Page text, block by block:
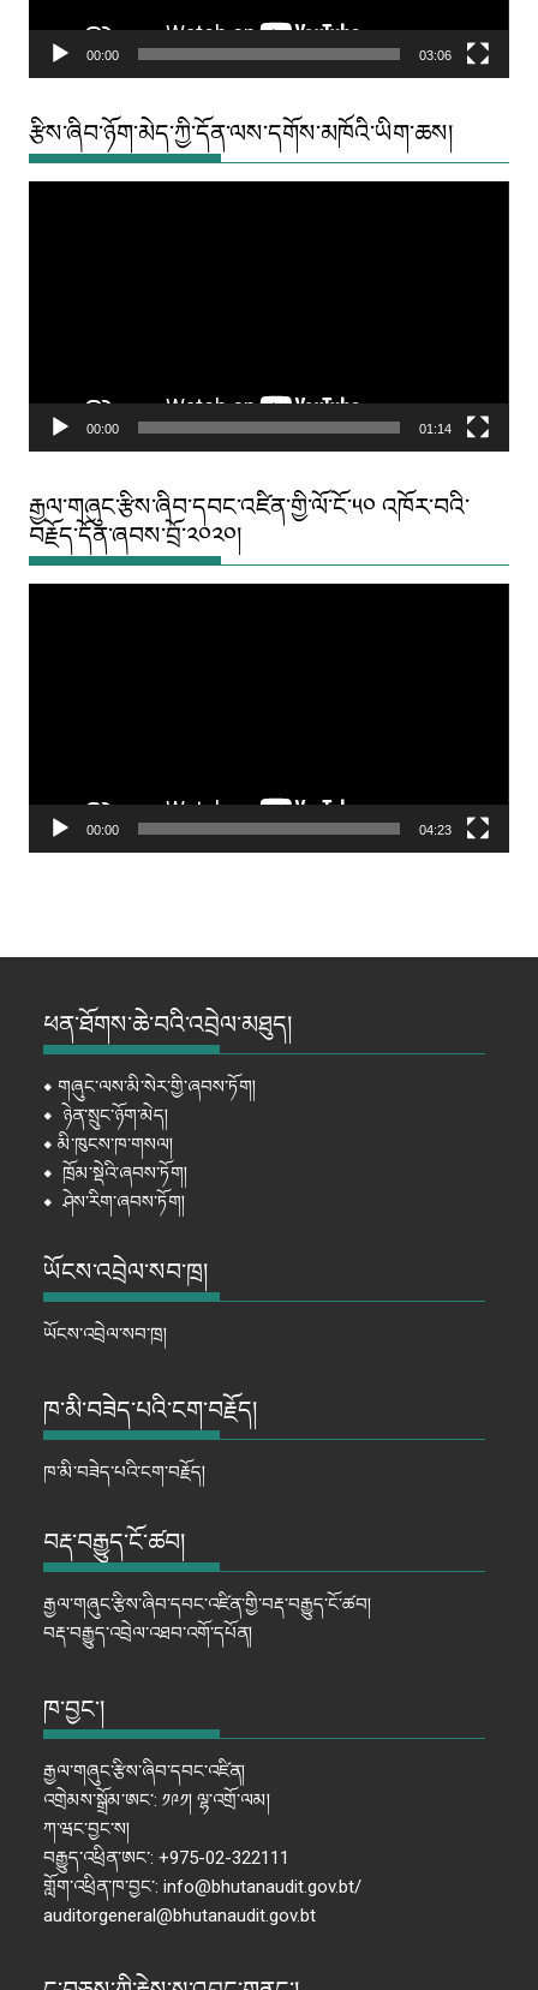
00:00 03:06
རྩིས་ཞིབ་ཉོག་མེད་ཀྱི་དོན་ལས་དགོས་མཁོའི་ཡིག་ཆས།
00:00 01:14
རྒྱལ་གཞུང་རྩིས་ཞིབ་དབང་འཛིན་གྱི་ལོ་ངོ་༥༠ འཁོར་བའི་
བརྗོད་དོན་ཞབས་བྲོ་༢༠༢༠།
00:00 04:23
ཕན་ཐོགས་ཆེ་བའི་འབྲེལ་མཐུད།
⦁གཞུང་ལས་མི་སེར་གྱི་ཞབས་ཏོག།
⦁ ཉེན་སྲུང་ཉོག་མེད།
⦁ མི་ཁུངས་ཁ་གསལ།
⦁ ཁྲོམ་སྡེའི་ཞབས་ཏོག།
⦁ཤེས་རིག་ཞབས་ཏོག།
ཡོངས་འབྲེལ་སབ་ཁྲ།
ཡོངས་འབྲེལ་སབ་ཁྲ།
ཁ་མི་བཟེད་པའི་ངག་བརྗོད།
ཁ་མི་བཟེད་པའི་ངག་བརྗོད།
བརྡ་བརྒྱུད་ངོ་ཚབ།
རྒྱལ་གཞུང་རྩིས་ཞིབ་དབང་འཛིན་གྱི་བརྡ་བརྒྱུད་ངོ་ཚབ།
བརྡ་བརྒྱུད་འབྲེལ་འཐབ་འགོ་དཔོན།
ཁ་བྱང་།
རྒྱལ་གཞུང་རྩིས་ཞིབ་དབང་འཛིན།
འགྲེམས་སྒྲོམ་ཨང་: ༡༩༡། ལྷ་འགྲོ་ལམ།
ཀ་ཝང་བྱང་ས།
བརྒྱུད་འཕྲིན་ཨང་: +975-02-322111
གློག་འཕྲིན་ཁ་བྱང་: info@bhutanaudit.gov.bt/
auditorgeneral@bhutanaudit.gov.bt